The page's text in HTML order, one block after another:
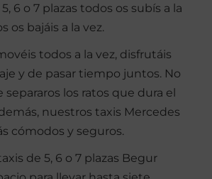
6 o 7 plazas todos os subís a la
os bajáis a la vez.
todos a la vez, disfrutáis
y de pasar tiempo juntos. No
los ratos que dura el
nuestros taxis Mercedes
cómodos y seguros.
de 5, 6 o 7 plazas Begur